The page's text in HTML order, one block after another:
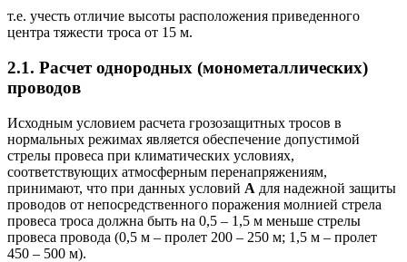
т.е. учесть отличие высоты расположения приведенного
центра тяжести троса от 15 м.
2.1. Расчет однородных (монометаллических)
проводов
Исходным условием расчета грозозащитных тросов в
нормальных режимах является обеспечение допустимой
стрелы провеса при климатических условиях,
соответствующих атмосферным перенапряжениям,
принимают, что при данных условий А для надежной защиты
проводов от непосредственного поражения молнией стрела
провеса троса должна быть на 0,5 – 1,5 м меньше стрелы
провеса провода (0,5 м – пролет 200 – 250 м; 1,5 м – пролет
450 – 500 м).